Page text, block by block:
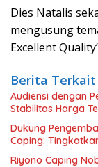
Dies Natalis
mengusung
Excellent
Berita Terkait
Audiensi dengan
Stabilitas Harga
Dukung
Caping:
Riyono Caping